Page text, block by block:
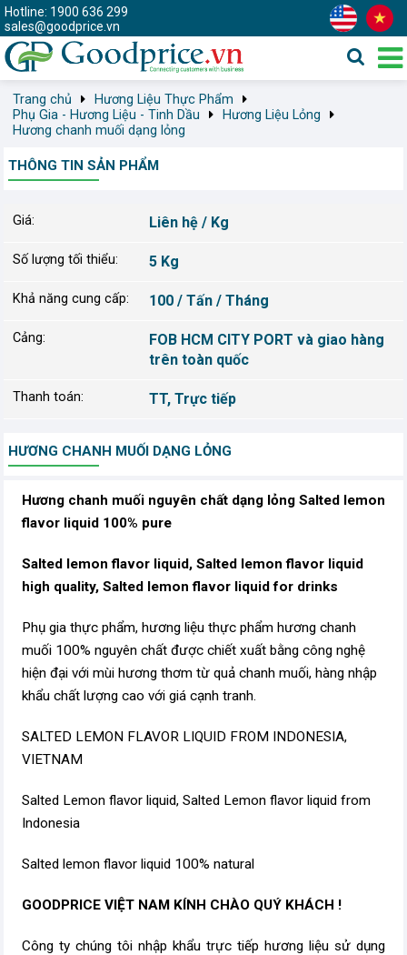
Hotline: 1900 636 299
sales@goodprice.vn
Trang chủ
Hương Liệu Thực Phẩm
Phụ Gia - Hương Liệu - Tinh Dầu
Hương Liệu Lỏng
Hương chanh muối dạng lỏng
THÔNG TIN SẢN PHẨM
Giá: Liên hệ / Kg
Số lượng tối thiểu: 5 Kg
Khả năng cung cấp: 100 / Tấn / Tháng
Cảng:
FOB HCM CITY PORT và giao hàng
trên toàn quốc
Thanh toán: TT, Trực tiếp
HƯƠNG CHANH MUỐI DẠNG LỎNG
Hương chanh muối nguyên chất dạng lỏng Salted lemon
flavor liquid 100% pure
Salted lemon flavor liquid, Salted lemon flavor liquid
high quality, Salted lemon flavor liquid for drinks
Phụ gia thực phẩm, hương liệu thực phẩm hương chanh
muối 100% nguyên chất được chiết xuất bằng công nghệ
hiện đại với mùi hương thơm từ quả chanh muối, hàng nhập
khẩu chất lượng cao với giá cạnh tranh.
SALTED LEMON FLAVOR LIQUID FROM INDONESIA,
VIETNAM
Salted Lemon flavor liquid, Salted Lemon flavor liquid from
Indonesia
Salted lemon flavor liquid 100% natural
GOODPRICE VIỆT NAM KÍNH CHÀO QUÝ KHÁCH !
Công ty chúng tôi nhập khẩu trực tiếp hương liệu sử dụng